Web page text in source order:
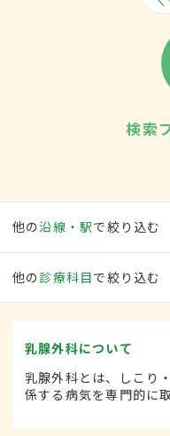
検索
他の沿線・駅で絞り込む
他の 診療科目で絞り込む
乳腺外科について
乳腺外科とは、しこり
係する病気を専門的に